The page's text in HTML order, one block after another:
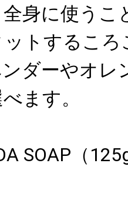
身に使うこ
トするこ
ダーやオレ
ます。
SOAP（